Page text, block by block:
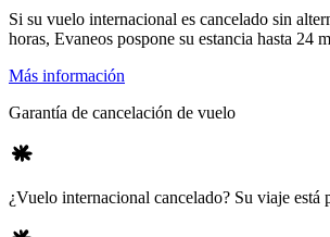
Si su vuelo internacional es cancelado sin
horas, Evaneos pospone su estancia hasta 24
Más información
Garantía de cancelación de vuelo
¿Vuelo internacional cancelado? Su viaje está